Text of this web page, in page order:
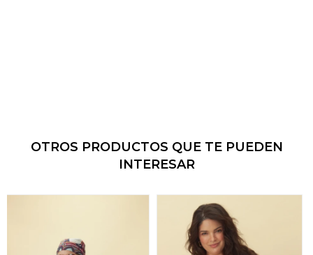
OTROS PRODUCTOS QUE TE PUEDEN
INTERESAR